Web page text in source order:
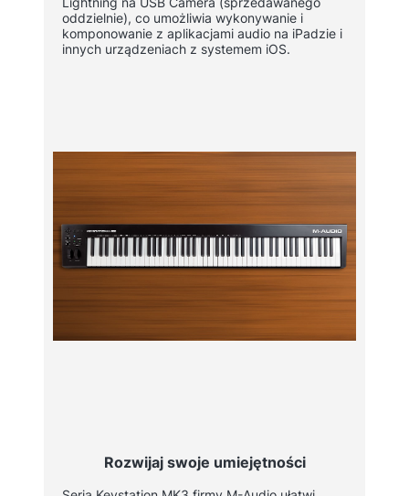
oddzielnie), co umożliwia wykonywanie i
komponowanie z aplikacjami audio na iPadzie i
innych urządzeniach z systemem iOS.
Rozwijaj swoje umiejętności